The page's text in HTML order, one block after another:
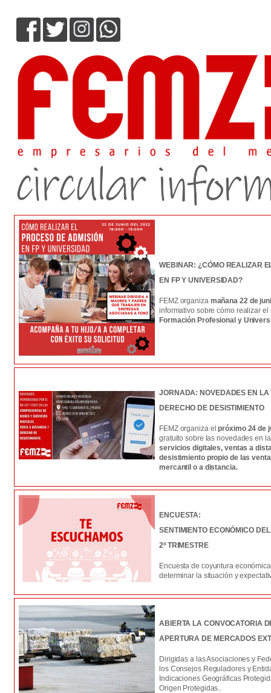
WEBINAR: ¿CÓMO REALIZAR
EN FP Y UNIVERSIDAD?
FEMZ organiza mañana 22 de
informativo sobre cómo realizar el
Formación Profesional y
JORNADA: NOVEDADES EN LA
DERECHO DE DESISTIMIENTO
FEMZ organiza elpróximo 24 de
gratuito sobre las novedades en
servicios digitales, ventas a
desistimiento propio de las
mercantil o a distancia.
ENCUESTA:
SENTIMIENTO ECONÓMICO
2º TRIMESTRE
Encuesta de coyuntura
determinar la situación y
ABIERTA LA CONVOCATORIA
APERTURA DE MERCADOS
Dirigidas a las Asociaciones y
los Consejos Reguladores y
Indicaciones Geográficas
Origen Protegidas..